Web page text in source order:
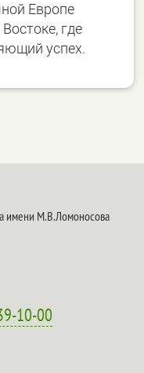
Европе
где
успех.
имени М.В.Ломоносова
10-00